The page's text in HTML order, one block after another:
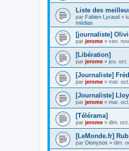
Liste des
par Fabien Lyraud »
médias
[journaliste]
par jerome » ven.
[Libération]
par jerome » jeu. oct.
[Journaliste]
par jerome » mar.
[Journaliste]
par jerome » mar.
[Télérama]
par jerome » dim.
[LeMonde.fr]
par Dionysos » dim.